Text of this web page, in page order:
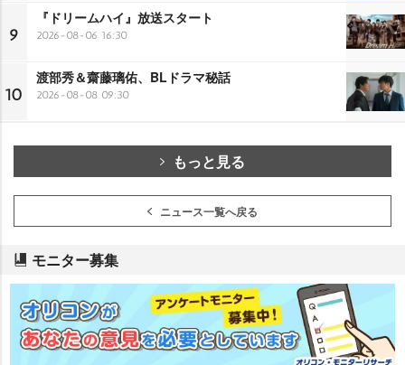
9
『ドリームハイ』放送スタート
2026-08-06 16:30
10
渡部秀＆齋藤璃佑、BLドラマ秘話
2026-08-08 09:30
もっと見る
ニュース一覧へ戻る
モニター募集